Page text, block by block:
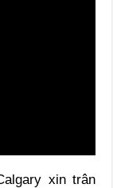
xin trân